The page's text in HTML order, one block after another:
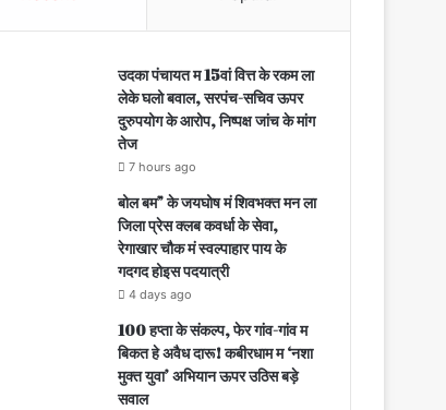
उदका पंचायत म 15वां वित्त के रकम ला
लेके घलो बवाल, सरपंच-सचिव ऊपर
दुरुपयोग के आरोप, निष्पक्ष जांच के मांग
तेज
7 hours ago
बोल बम” के जयघोष मं शिवभक्त मन ला
जिला प्रेस क्लब कवर्धा के सेवा,
रेगाखार चौक मं स्वल्पाहार पाय के
गदगद होइस पदयात्री
4 days ago
100 हप्ता के संकल्प, फेर गांव-गांव म
बिकत हे अवैध दारू! कबीरधाम म ‘नशा
मुक्त युवा’ अभियान ऊपर उठिस बड़े
सवाल